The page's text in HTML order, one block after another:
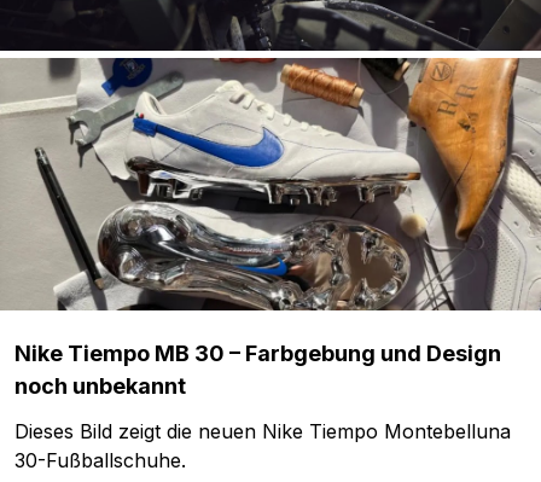
Nike Tiempo MB 30 – Farbgebung und Design
noch unbekannt
Dieses Bild zeigt die neuen Nike Tiempo Montebelluna
30-Fußballschuhe.